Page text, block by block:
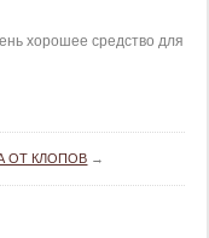
хорошее средство для
ОТ КЛОПОВ →